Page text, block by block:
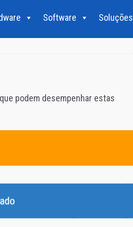
Software Soluções
podem desempenhar estas